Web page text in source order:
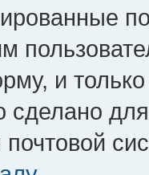
и
сделано
почтовой